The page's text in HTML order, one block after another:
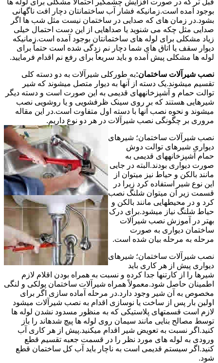
قبل تر که در صورت افزایش چشمگیر احتمالاً مشکلی برای لوله ها
بوجود آمده است.زمانیکه فشار آب ساختمانتان دچار افت ناگهانی
بشود.در زمان های که صدایی در ساختمان نیست مثل شب ها اگر
صدایی مثل چکه می شنوید یا صداهایی از این دست احتمال خیلی
زیاد مشکلی برای لوله های ساختمانتان بوجود آمده است.زمانیکه
دیوار سقف یا اتاق های شما دچار نم زدگی شده است حتماً برای
لوله ها مشکلی پیش آمده و باید سریعاً برای رفع نم اقدام فرمایید.
نصب شیرآلات ساختمان:به طورکلی شیرآلات به دو دسته کلی
تقسیم میشوند.یک دسته از آنها به دیوار متصل میشوند که شیر
توالت حمام و آشپزخانههای قدیمی به این صورت است و دسته دیگر
شیرهایی هستند که بر روی سینک ظرفشویی و یا روشویی نصب
میشوند و نحوه نصب آنها با دسته اول متفاوت است.در این مقاله
مروری بر چگونگی نصب شیرآلات در هر دو نوع داریم.
نصب شیرآلات ساختمان؛ شیرهای
دیواری شیرهای توالت دوش
حمام آشپزخانههای قدیمی به
صورت دیواری بودند.البته در جایی
مانند بالکن و حیاط نیز میتوان از
این نوع شیر استفاده کرد زیرا در
قسمت زیر آن میتوان شلنگ نصب
کرد و در محیطهایی مانند بالکن و
حیاط شلنگ نیاز میشود.برای درک
بهتر در آموزش نصب شیرآلات
ساختمان دیواری به صورت
مرحله به مرحله بیان شده است.
نصب شیرآلات ساختمان؛ شیرهای
دیواری پیش از هر کاری باید
شیرها را از کارتنها جدا کرده و نسبت به همراه بودن اقلام لازم
اطمینان حاصل شود.معمولاً همراه شیرآلات ساختمان پولکی و لنگی
مخصوص به آن شیر وجود دارد.در مرحله آماده سازی اگر برای
اولین بار پس از ساخت یا نوسازی اقدام به نصب شیرآلات میشود
لازم است قسمتهای پلاستیکی که به منظور مسدود نشدن لوله ها
توسط مصالح بنایی مانند سیمان روی لوله ها پیچ شدهاند را باز
کنید.اگر نسبت به تعویض شیر اقدام میکنید.پیش از هر کاری آب
ورودی به لوله های مورد نظر را در قسمت جعبه تقسیم قطع
کنید.اگر سیستم قدیمی است به ناچار باید آب کل ساختمان قطع
شود.